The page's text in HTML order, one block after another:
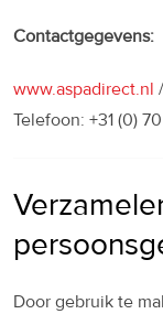
Contactgegevens:
www.aspadirect.nl
Telefoon: +31 (0)
Door gebruik te